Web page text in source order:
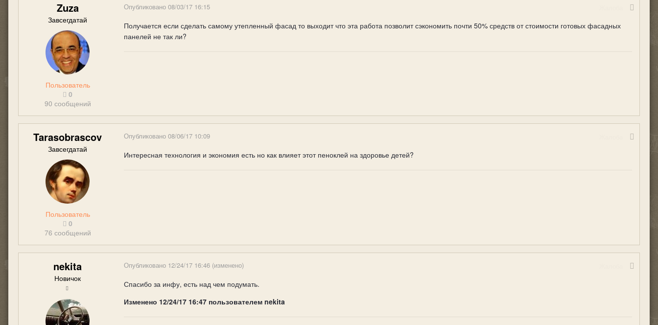
Zuza
Завсегдатай
Пользователь
0
90 сообщений
Опубликовано 08/03/17 16:15
Получается если сделать самому утепленный фасад то выходит что эта работа позволит сэкономить почти 50% средств от стоимости готовых фасадных
панелей не так ли?
Tarasobrascov
Завсегдатай
Пользователь
0
76 сообщений
Опубликовано 08/06/17 10:09
Интересная технология и экономия есть но как влияет этот пеноклей на здоровье детей?
nekita
Новичок
Опубликовано 12/24/17 16:46 (изменено)
Спасибо за инфу, есть над чем подумать.
Изменено 12/24/17 16:47 пользователем nekita